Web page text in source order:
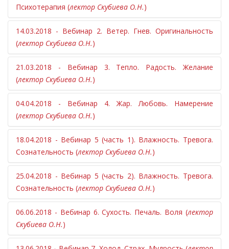
Психотерапия (лектор Скубиева О.Н.)
14.03.2018 - Вебинар 2. Ветер. Гнев. Оригинальность
(лектор Скубиева О.Н.)
21.03.2018 - Вебинар 3. Тепло. Радость. Желание
(лектор Скубиева О.Н.)
04.04.2018 - Вебинар 4. Жар. Любовь. Намерение
(лектор Скубиева О.Н.)
18.04.2018 - Вебинар 5 (часть 1). Влажность. Тревога.
Сознательность (лектор Скубиева О.Н.)
25.04.2018 - Вебинар 5 (часть 2). Влажность. Тревога.
Сознательность (лектор Скубиева О.Н.)
06.06.2018 - Вебинар 6. Сухость. Печаль. Воля (лектор
Скубиева О.Н.)